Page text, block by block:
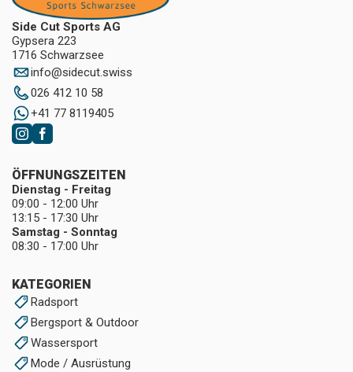
Side Cut Sports AG
Gypsera 223
1716 Schwarzsee
info@sidecut.swiss
026 412 10 58
+41 77 8119405
KATEGORIEN
Radsport
Bergsport & Outdoor
Wassersport
Mode / Ausrüstung
ÖFFNUNGSZEITEN
Dienstag - Freitag
09:00 - 12:00 Uhr
13:15 - 17:30 Uhr
Samstag - Sonntag
08:30 - 17:00 Uhr